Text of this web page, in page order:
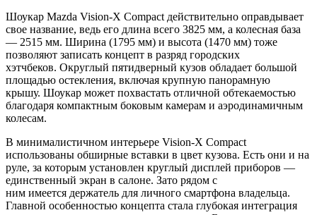
Шоукар Mazda Vision-X Compact действительно оправдывает
свое название, ведь его длина всего 3825 мм, а колесная база
— 2515 мм. Ширина (1795 мм) и высота (1470 мм) тоже
позволяют записать концепт в разряд городских
хэтчбеков. Округлый пятидверный кузов обладает большой
площадью остекления, включая крупную панорамную
крышу. Шоукар может похвастать отличной обтекаемостью
благодаря компактным боковым камерам и аэродинамичным
колесам.
В минималистичном интерьере Vision-X Compact
использованы обширные вставки в цвет кузова. Есть они и на
руле, за которым установлен круглый дисплей приборов —
единственный экран в салоне. Зато рядом с
ним имеется держатель для личного смартфона владельца.
Главной особенностью концепта стала глубокая интеграция